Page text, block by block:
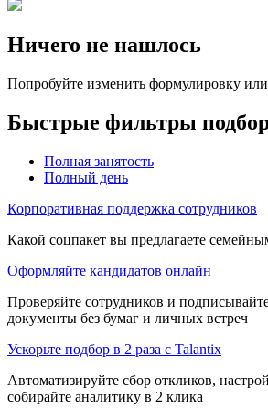
Ничего не нашлось
Попробуйте изменить формулировку
Быстрые фильтры
Полная занятость
Полный день
Корпоративная поддержка сотрудников
Какой соцпакет вы предлагаете
Оформляйте кандидатов онлайн
Проверяйте сотрудников и
документы без бумаг и личных встреч
Ускорьте подбор в 2 раза с Talantix
Автоматизируйте сбор откликов,
собирайте аналитику в 2 клика